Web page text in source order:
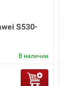
S530-
В наличии